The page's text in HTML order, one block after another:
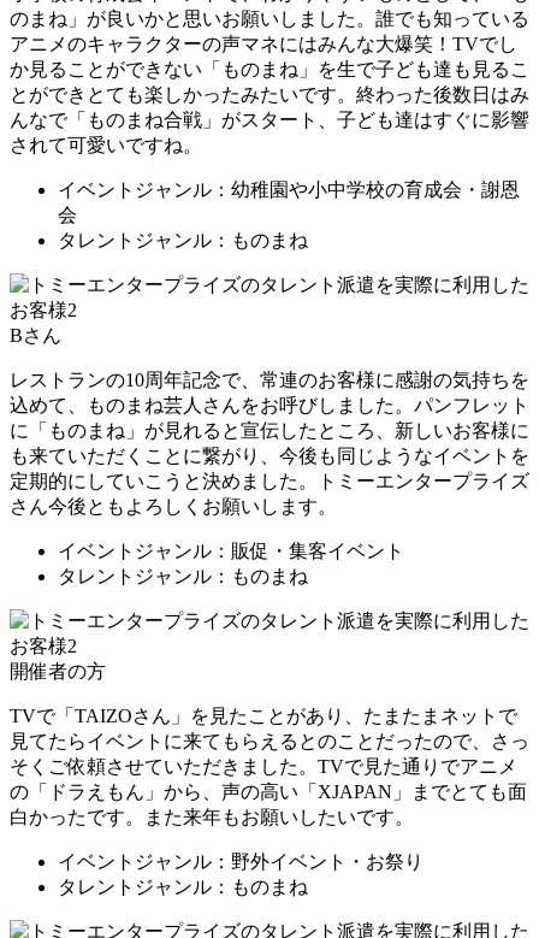
のまね」が良いかと思いお願いしました。誰でも知っている
アニメのキャラクターの声マネにはみんな大爆笑！TVでし
か見ることができない「ものまね」を生で子ども達も見るこ
とができとても楽しかったみたいです。終わった後数日はみ
んなで「ものまね合戦」がスタート、子ども達はすぐに影響
されて可愛いですね。
イベントジャンル：幼稚園や小中学校の育成会・謝恩
会
タレントジャンル：ものまね
Bさん
レストランの10周年記念で、常連のお客様に感謝の気持ちを
込めて、ものまね芸人さんをお呼びしました。パンフレット
に「ものまね」が見れると宣伝したところ、新しいお客様に
も来ていただくことに繋がり、今後も同じようなイベントを
定期的にしていこうと決めました。トミーエンタープライズ
さん今後ともよろしくお願いします。
イベントジャンル：販促・集客イベント
タレントジャンル：ものまね
開催者の方
TVで「TAIZOさん」を見たことがあり、たまたまネットで
見てたらイベントに来てもらえるとのことだったので、さっ
そくご依頼させていただきました。TVで見た通りでアニメ
の「ドラえもん」から、声の高い「XJAPAN」までとても面
白かったです。また来年もお願いしたいです。
イベントジャンル：野外イベント・お祭り
タレントジャンル：ものまね